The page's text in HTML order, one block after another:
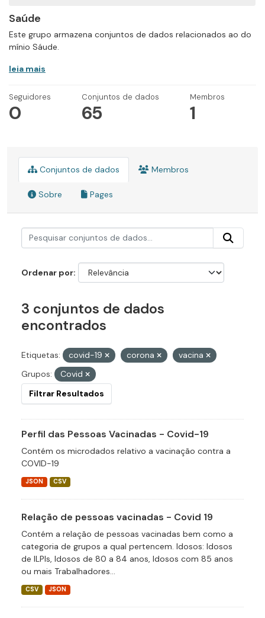
Saúde
Este grupo armazena conjuntos de dados relacionados ao do
mínio Sáude.
leia mais
Seguidores
0
Conjuntos de dados
65
Membros
1
Conjuntos de dados Membros
Sobre Pages
Ordenar por
3 conjuntos de dados
encontrados
Etiquetas: covid-19 corona
vacina
Grupos:
Covid
Filtrar Resultados
Perfil das Pessoas Vacinadas - Covid-19
Contém os microdados relativo a vacinação contra a
COVID-19
JSON CSV
Relação de pessoas vacinadas - Covid 19
Contém a relação de pessoas vacinadas bem como a
categoria de grupos a qual pertencem. Idosos: Idosos
de ILPIs, Idosos de 80 a 84 anos, Idosos com 85 anos
ou mais Trabalhadores...
CSV JSON